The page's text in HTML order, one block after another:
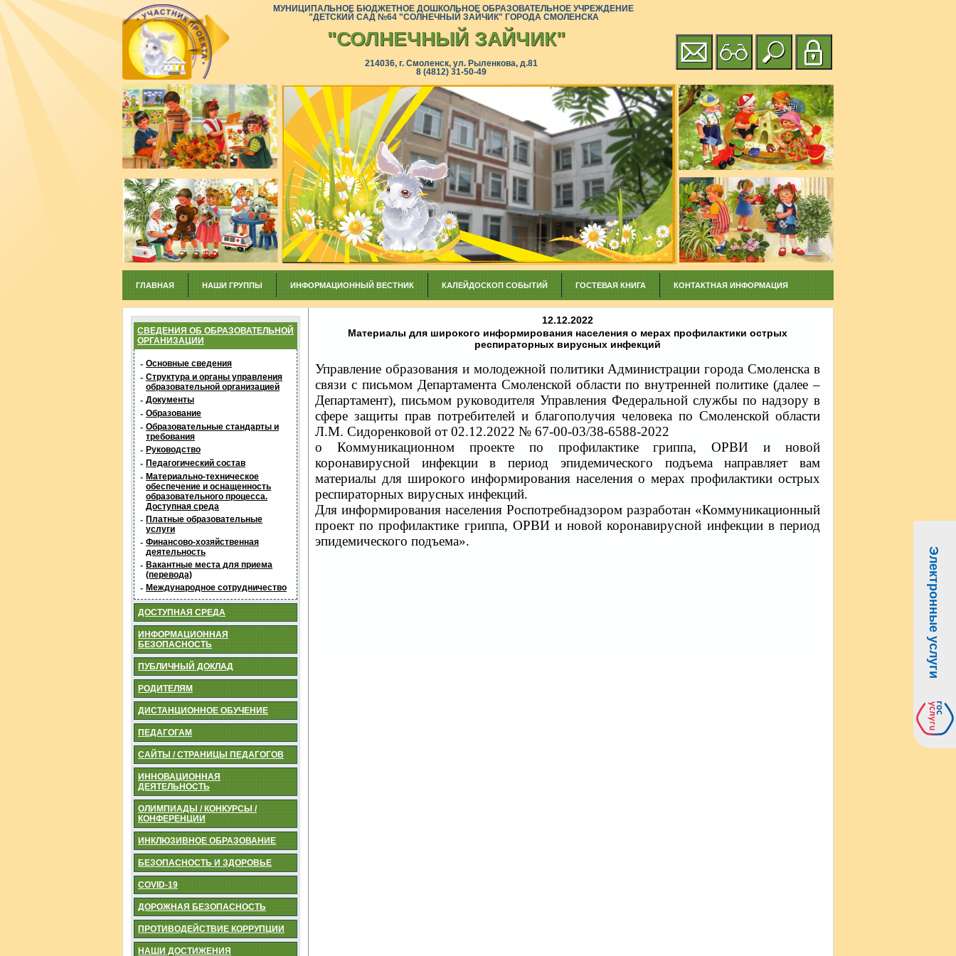
214036, г. Смоленск, ул. Рыленкова, д.81
8 (4812) 31-50-49
"СОЛНЕЧНЫЙ ЗАЙЧИК"
МУНИЦИПАЛЬНОЕ БЮДЖЕТНОЕ ДОШКОЛЬНОЕ ОБРАЗОВАТЕЛЬНОЕ УЧРЕЖДЕНИЕ
"ДЕТСКИЙ САД №64 "СОЛНЕЧНЫЙ ЗАЙЧИК" ГОРОДА СМОЛЕНСКА
ГЛАВНАЯ НАШИ ГРУППЫ ИНФОРМАЦИОННЫЙ ВЕСТНИК КАЛЕЙДОСКОП СОБЫТИЙ ГОСТЕВАЯ КНИГА КОНТАКТНАЯ ИНФОРМАЦИЯ
СВЕДЕНИЯ ОБ ОБРАЗОВАТЕЛЬНОЙ
ОРГАНИЗАЦИИ
- Основные сведения
- Структура и органы управления
образовательной организацией
- Документы
- Образование
- Образовательные стандарты и
требования
- Руководство
- Педагогический состав
- Материально-техническое
обеспечение и оснащенность
образовательного процесса.
Доступная среда
- Платные образовательные
услуги
- Финансово-хозяйственная
деятельность
- Вакантные места для приема
(перевода)
- Международное сотрудничество
ДОСТУПНАЯ СРЕДА
ИНФОРМАЦИОННАЯ
БЕЗОПАСНОСТЬ
ПУБЛИЧНЫЙ ДОКЛАД
РОДИТЕЛЯМ
ДИСТАНЦИОННОЕ ОБУЧЕНИЕ
ПЕДАГОГАМ
САЙТЫ / СТРАНИЦЫ ПЕДАГОГОВ
ИННОВАЦИОННАЯ
ДЕЯТЕЛЬНОСТЬ
ОЛИМПИАДЫ / КОНКУРСЫ /
КОНФЕРЕНЦИИ
ИНКЛЮЗИВНОЕ ОБРАЗОВАНИЕ
БЕЗОПАСНОСТЬ И ЗДОРОВЬЕ
COVID-19
ДОРОЖНАЯ БЕЗОПАСНОСТЬ
ПРОТИВОДЕЙСТВИЕ КОРРУПЦИИ
НАШИ ДОСТИЖЕНИЯ
12.12.2022
Материалы для широкого информирования населения о мерах профилактики острых
респираторных вирусных инфекций
Управление образования и молодежной политики Администрации города Смоленска в
связи с письмом Департамента Смоленской области по внутренней политике (далее –
Департамент), письмом руководителя Управления Федеральной службы по надзору в
сфере защиты прав потребителей и благополучия человека по Смоленской области
Л.М. Сидоренковой от 02.12.2022 № 67-00-03/38-6588-2022
о Коммуникационном проекте по профилактике гриппа, ОРВИ и новой
коронавирусной инфекции в период эпидемического подъема направляет вам
материалы дляширокого информирования населения о мерах профилактики острых
респираторных вирусных инфекций.
Для информирования населения Роспотребнадзором разработан «Коммуникационный
проект по профилактике гриппа, ОРВИ и новой коронавирусной инфекции в период
эпидемического подъема».
Электронные услуги